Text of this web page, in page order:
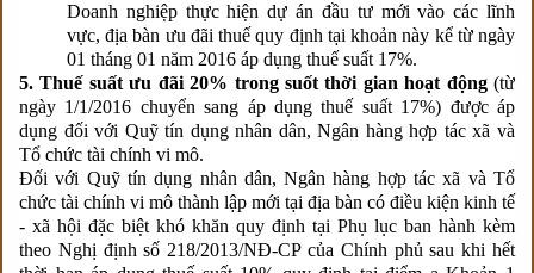
Doanh nghiệp thực hiện dự án đầu tư mới vào các lĩnh
vực, địa bàn ưu đãi thuế quy định tại khoản này kể từ ngày
01 tháng 01 năm 2016 áp dụng thuế suất 17%.
5. Thuế suất ưu đãi 20% trong suốt thời gian hoạt động (từ
ngày 1/1/2016 chuyển sang áp dụng thuế suất 17%) được áp
dụng đối với Quỹ tín dụng nhân dân, Ngân hàng hợp tác xã và
Tổ chức tài chính vi mô.
Đối với Quỹ tín dụng nhân dân, Ngân hàng hợp tác xã và Tổ
chức tài chính vi mô thành lập mới tại địa bàn có điều kiện kinh tế
- xã hội đặc biệt khó khăn quy định tại Phụ lục ban hành kèm
theo Nghị định số 218/2013/NĐ-CP của Chính phủ sau khi hết